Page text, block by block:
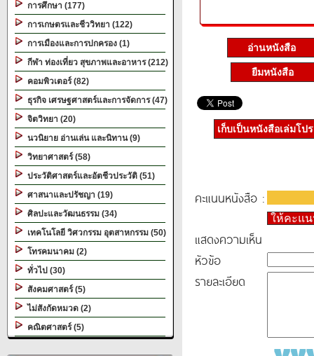
การศึกษา (177)
การเกษตรและชีววิทยา (122)
การเมืองและการปกครอง (1)
กีฬา ท่องเที่ยว สุขภาพและอาหาร (212)
คอมพิวเตอร์ (82)
ธุรกิจ เศรษฐศาสตร์และการจัดการ (47)
จิตวิทยา (20)
นวนิยาย อ่านเล่น และนิทาน (9)
วิทยาศาสตร์ (58)
ประวัติศาสตร์และอัตชีวประวัติ (51)
ศาสนาและปรัชญา (19)
ศิลปะและวัฒนธรรม (34)
เทคโนโลยี วิศวกรรม อุตสาหกรรม (50)
โทรคมนาคม (2)
ทั่วไป (30)
สังคมศาสตร์ (5)
ไม่สังกัดหมวด (2)
คณิตศาสตร์ (5)
อ่านหนังสือ
ยืมหนังสือ
เก็บเป็นหนังสือเล่มโป
คะแนนหนังสือ :
ให้คะแ
แสดงความเห็น
หัวข้อ
รายละเอียด